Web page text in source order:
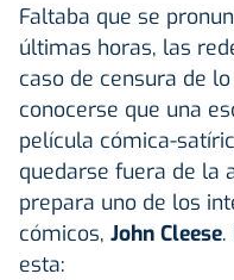
Faltaba que se
últimas horas, las
caso de censura de
conocerse que una
película cómica-
quedarse fuera de la
prepara uno de los
cómicos, John Cleese.
esta: